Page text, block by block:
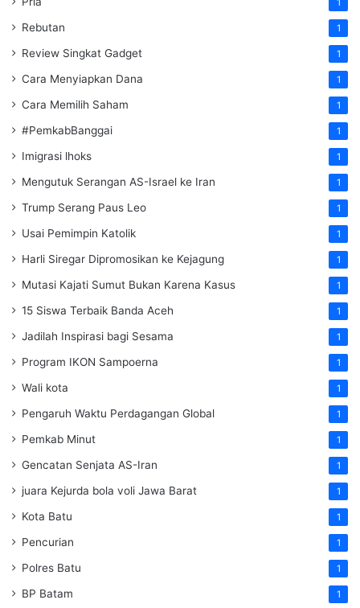
1
Rebutan 1
Review Singkat Gadget 1
Cara Menyiapkan Dana 1
Cara Memilih Saham 1
#PemkabBanggai 1
Imigrasi lhoks 1
Mengutuk Serangan AS-Israel ke Iran 1
Trump Serang Paus Leo 1
Usai Pemimpin Katolik 1
Harli Siregar Dipromosikan ke Kejagung 1
Mutasi Kajati Sumut Bukan Karena Kasus 1
15 Siswa Terbaik Banda Aceh 1
Jadilah Inspirasi bagi Sesama 1
Program IKON Sampoerna 1
Wali kota 1
Pengaruh Waktu Perdagangan Global 1
Pemkab Minut 1
Gencatan Senjata AS-Iran 1
juara Kejurda bola voli Jawa Barat 1
Kota Batu 1
Pencurian 1
Polres Batu 1
BP Batam 1